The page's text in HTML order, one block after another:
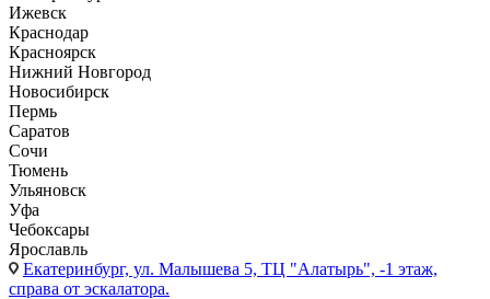
Ижевск
Краснодар
Красноярск
Нижний Новгород
Новосибирск
Пермь
Саратов
Сочи
Тюмень
Ульяновск
Уфа
Чебоксары
Ярославль
Екатеринбург, ул. Малышева 5, ТЦ "Алатырь", -1 этаж,
справа от эскалатора.